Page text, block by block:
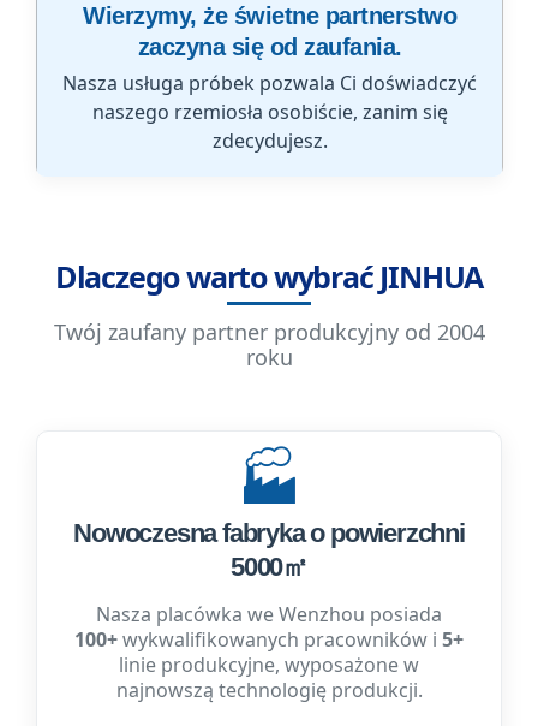
Wierzymy, że świetne partnerstwo
zaczyna się od zaufania.
Nasza usługa próbek pozwala Ci doświadczyć
naszego rzemiosła osobiście, zanim się
zdecydujesz.
Dlaczego warto wybrać JINHUA
Twój zaufany partner produkcyjny od 2004
roku
🏭
Nowoczesna fabryka o powierzchni
5000㎡
Nasza placówka we Wenzhou posiada
100+wykwalifikowanych pracowników i 5+
linie produkcyjne, wyposażone w
najnowszą technologię produkcji.